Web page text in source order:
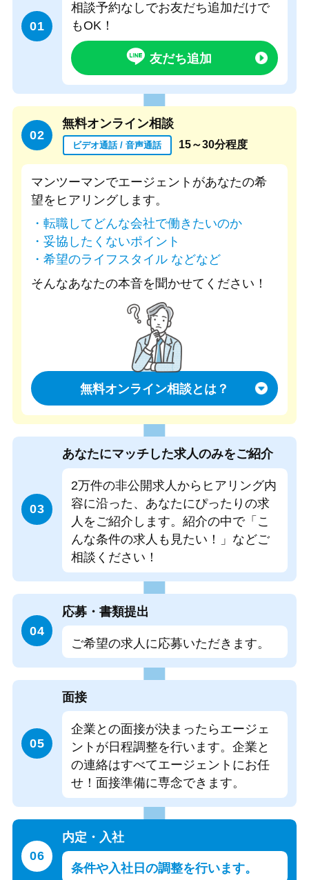
01
相談予約なしでお友だち追加だけで
もOK！
友だち追加
02
無料オンライン相談
ビデオ通話 / 音声通話 15～30分程度
マンツーマンでエージェントがあなたの希
望をヒアリングします。
転職してどんな会社で働きたいのか
妥協したくないポイント
希望のライフスタイル などなど
そんなあなたの本音を聞かせてください！
無料オンライン相談とは？
03
あなたにマッチした求人のみをご紹介
2万件の非公開求人からヒアリング内
容に沿った、あなたにぴったりの求
人をご紹介します。紹介の中で「こ
んな条件の求人も見たい！」などご
相談ください！
04
応募・書類提出
ご希望の求人に応募いただきます。
05
面接
企業との面接が決まったらエージェ
ントが日程調整を行います。企業と
の連絡はすべてエージェントにお任
せ！面接準備に専念できます。
06
内定・入社
条件や入社日の調整を行います。